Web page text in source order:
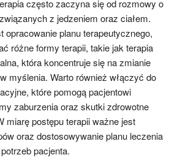
często zaczyna się od rozmowy o
z jedzeniem oraz ciałem.
opracowanie planu terapeutycznego,
różne formy terapii, takie jak terapia
która koncentruje się na zmianie
myślenia. Warto również włączyć do
które pomogą pacjentowi
zaburzenia oraz skutki zdrowotne
miarę postępu terapii ważne jest
oraz dostosowywanie planu leczenia
pacjenta.